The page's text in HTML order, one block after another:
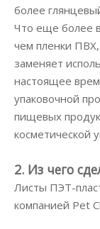
более
Что еще более
чем пленки
заменяет
настоящее
упаковочной
пищевых
косметической
2. Из чего
Листы ПЭТ-
компанией Pet